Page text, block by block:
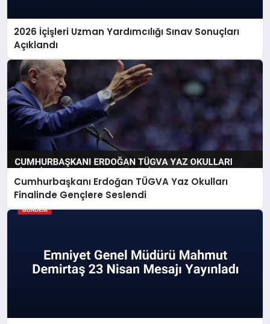
2026 İçişleri Uzman Yardımcılığı Sınav Sonuçları
Açıklandı
Cumhurbaşkanı Erdoğan TÜGVA Yaz Okulları
Finalinde Gençlere Seslendi